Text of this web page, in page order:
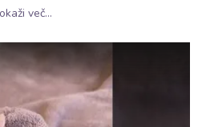
ustvarjalne šivalne projekte. Ne
za dojenčke, vas naša
kakovostjo in široko paleto barv.
vrste frotirja v naši
več...